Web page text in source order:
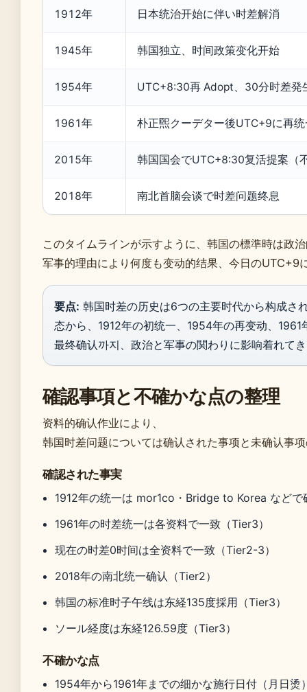
1912年 日本统治开始に伴い时差解消
1945年 韩国独立、时间政策变化开始
1954年 UTC+8:30再 Adopt、30分时差発
1961年 朴正煕クーデター後UTC+9に再
2015年 韩国国会でUTC+8:30复活提案（
2018年 南北首脑会谈で时差问题终息
このタイムラインが示すように、韩国の標準時は政
军事的理由により何度も变动的结果、今日のUTC+9
要点: 韩国时差の历史は6つの主要时代から构成さ
态から、1912年の初统一、1954年の再变动、
最终确认까지、政治と军事の関わりに影响着れて
確認事項と不確かな点の整理
资料的确认作业により、
韩国时差问题については确认された事项と未确认事
確認された事実
1912年の统一は mor1co・Bridge to Korea など
1961年の时差统一は各资料で一致（Tier3）
现在の时差0时间は全资料で一致（Tier2-3）
2018年の南北统一确认（Tier2）
韩国の标准时子午线は东経135度採用（Tier3）
ソール経度は东経126.59度（Tier3）
不確かな点
1954年から1961年までの细かな施行日付（月日烫